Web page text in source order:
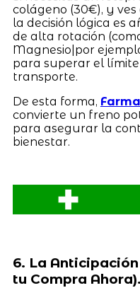
colágeno (30€), y
la decisión lógica es
de alta rotación
Magnesio|por
para superar el
transporte.
De esta forma,
convierte un freno
para asegurar la
bienestar.
6. La
tu Compra Ahora).